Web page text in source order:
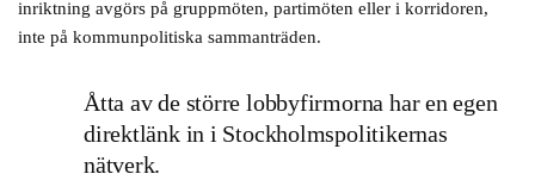
inriktning avgörs på gruppmöten, partimöten eller i korridoren,
inte på kommunpolitiska sammanträden.
Åtta av de större lobbyfirmorna har en egen
direktlänk in i Stockholmspolitikernas
nätverk.